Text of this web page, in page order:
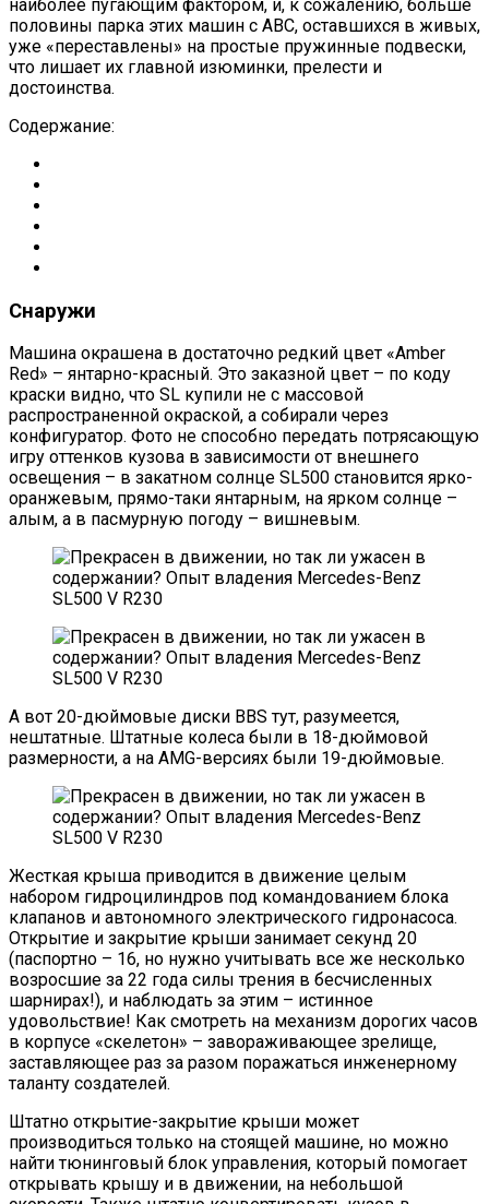
наиболее пугающим фактором, и, к сожалению, больше
половины парка этих машин c ABC, оставшихся в живых,
уже «переставлены» на простые пружинные подвески,
что лишает их главной изюминки, прелести и
достоинства.
Содержание:
Снаружи
Машина окрашена в достаточно редкий цвет «Amber
Red» – янтарно-красный. Это заказной цвет – по коду
краски видно, что SL купили не с массовой
распространенной окраской, а собирали через
конфигуратор. Фото не способно передать потрясающую
игру оттенков кузова в зависимости от внешнего
освещения – в закатном солнце SL500 становится ярко-
оранжевым, прямо-таки янтарным, на ярком солнце –
алым, а в пасмурную погоду – вишневым.
А вот 20-дюймовые диски BBS тут, разумеется,
нештатные. Штатные колеса были в 18-дюймовой
размерности, а на AMG-версиях были 19-дюймовые.
Жесткая крыша приводится в движение целым
набором гидроцилиндров под командованием блока
клапанов и автономного электрического гидронасоса.
Открытие и закрытие крыши занимает секунд 20
(паспортно – 16, но нужно учитывать все же несколько
возросшие за 22 года силы трения в бесчисленных
шарнирах!), и наблюдать за этим – истинное
удовольствие! Как смотреть на механизм дорогих часов
в корпусе «скелетон» – завораживающее зрелище,
заставляющее раз за разом поражаться инженерному
таланту создателей.
Штатно открытие-закрытие крыши может
производиться только на стоящей машине, но можно
найти тюнинговый блок управления, который помогает
открывать крышу и в движении, на небольшой